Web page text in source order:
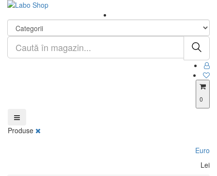
0
Produse
Euro
Lei